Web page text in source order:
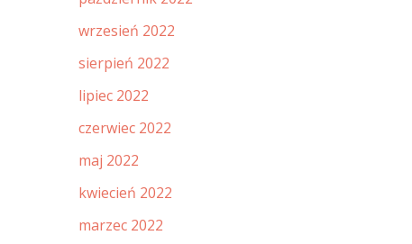
wrzesień 2022
sierpień 2022
lipiec 2022
czerwiec 2022
maj 2022
kwiecień 2022
marzec 2022